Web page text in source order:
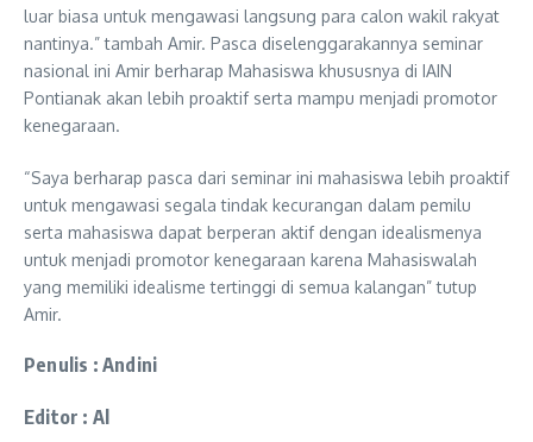
luar biasa untuk mengawasi langsung para calon wakil rakyat
nantinya.” tambah Amir. Pasca diselenggarakannya seminar
nasional ini Amir berharap Mahasiswa khususnya di IAIN
Pontianak akan lebih proaktif serta mampu menjadi promotor
kenegaraan.
“Saya berharap pasca dari seminar ini mahasiswa lebih proaktif
untuk mengawasi segala tindak kecurangan dalam pemilu
serta mahasiswa dapat berperan aktif dengan idealismenya
untuk menjadi promotor kenegaraan karena Mahasiswalah
yang memiliki idealisme tertinggi di semua kalangan” tutup
Amir.
Penulis : Andini
Editor : Al